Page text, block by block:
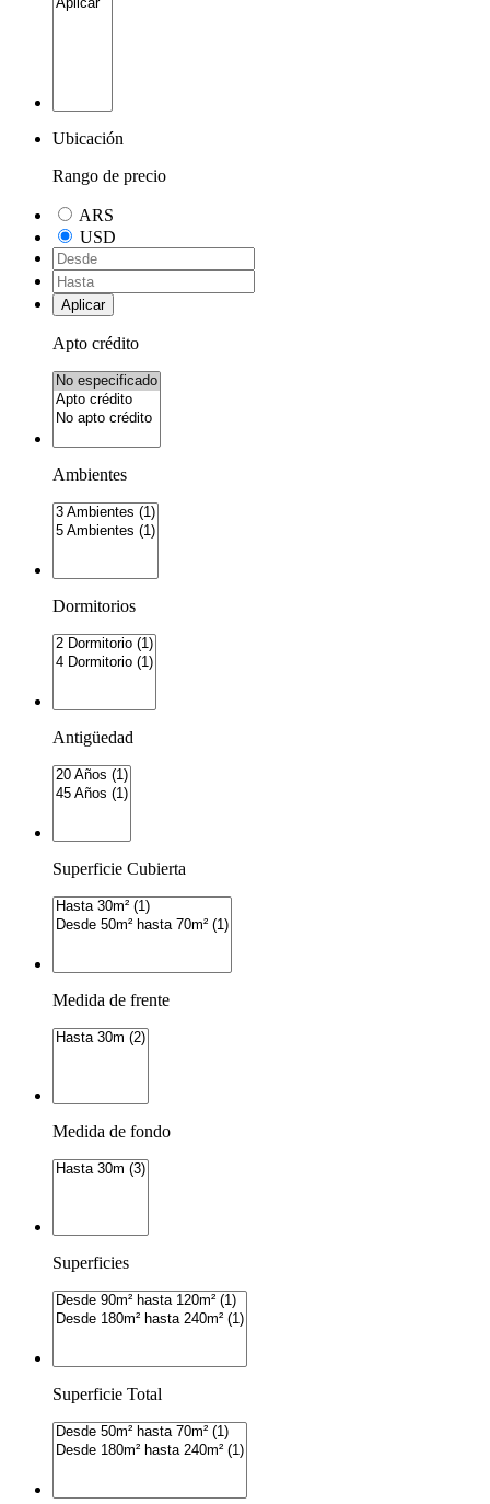
Ubicación
Rango de precio
ARS
USD
Aplicar
Apto crédito
Ambientes
Dormitorios
Antigüedad
Superficie Cubierta
Medida de frente
Medida de fondo
Superficies
Superficie Total